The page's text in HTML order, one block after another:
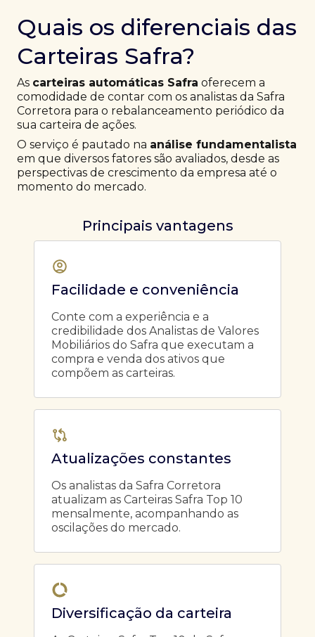
Quais os diferenciais das
Carteiras Safra?
As carteiras automáticas Safra oferecem a
comodidade de contar com os analistas da Safra
Corretora para o rebalanceamento periódico da
sua carteira de ações.
O serviço é pautado na análise fundamentalista
em que diversos fatores são avaliados, desde as
perspectivas de crescimento da empresa até o
momento do mercado.
Principais vantagens
Facilidade e conveniência
Conte com a experiência e a
credibilidade dos Analistas de Valores
Mobiliários do Safra que executam a
compra e venda dos ativos que
compõem as carteiras.
Atualizações constantes
Os analistas da Safra Corretora
atualizam as Carteiras Safra Top 10
mensalmente, acompanhando as
oscilações do mercado.
Diversificação da carteira